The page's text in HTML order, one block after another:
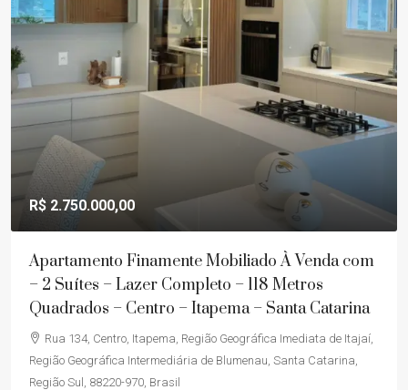
R$ 2.750.000,00
Apartamento Finamente Mobiliado À Venda com
– 2 Suítes – Lazer Completo – 118 Metros
Quadrados – Centro – Itapema – Santa Catarina
Rua 134, Centro, Itapema, Região Geográfica Imediata de Itajaí,
Região Geográfica Intermediária de Blumenau, Santa Catarina,
Região Sul, 88220-970, Brasil